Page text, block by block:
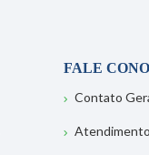
FALE
Contato